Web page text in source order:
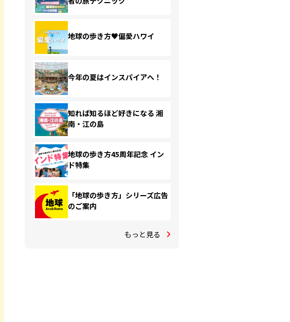
地球の歩き方♥偏愛ハワイ
今年の夏はインスパイアへ！
知れば知るほど好きになる 湘
南・江の島
地球の歩き方45周年記念 イン
ド特集
「地球の歩き方」シリーズ広告
のご案内
もっと見る